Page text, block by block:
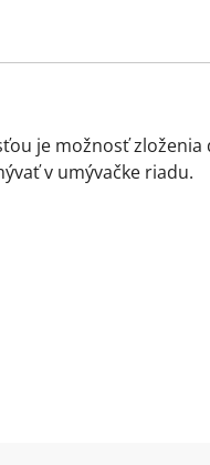
je možnosť
v umývačke riadu.